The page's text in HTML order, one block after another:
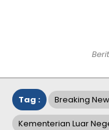
Tag : Breaking
Kementerian Luar